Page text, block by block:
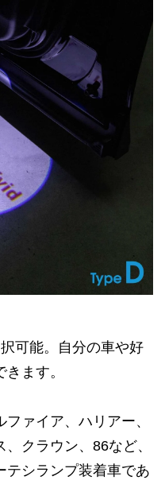
可能。自分の車や好
ます。
ァイア、ハリアー、
クラウン、86など、
テシランプ装着車であ